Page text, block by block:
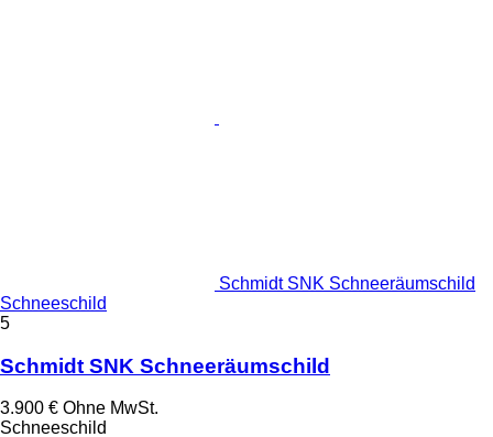
Schmidt SNK Schneeräumschild
Schneeschild
5
Schmidt SNK Schneeräumschild
3.900 € Ohne MwSt.
Schneeschild